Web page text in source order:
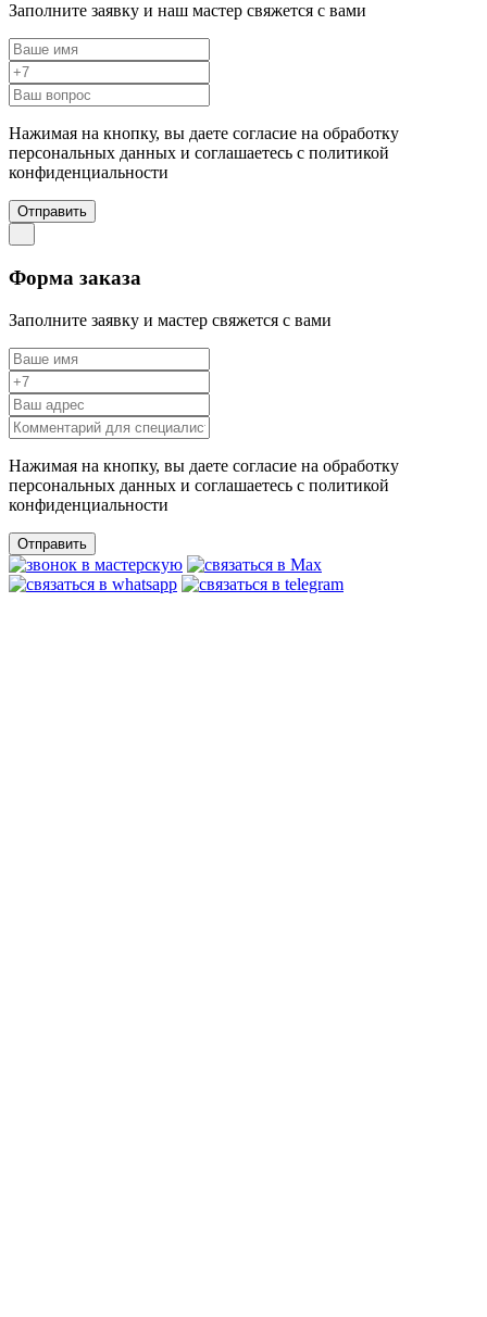
Заполните заявку и наш мастер свяжется с вами
Нажимая на кнопку, вы даете согласие на обработку
персональных данных и соглашаетесь c политикой
конфиденциальности
Отправить
Форма заказа
Заполните заявку и мастер свяжется с вами
Нажимая на кнопку, вы даете согласие на обработку
персональных данных и соглашаетесь c политикой
конфиденциальности
Отправить